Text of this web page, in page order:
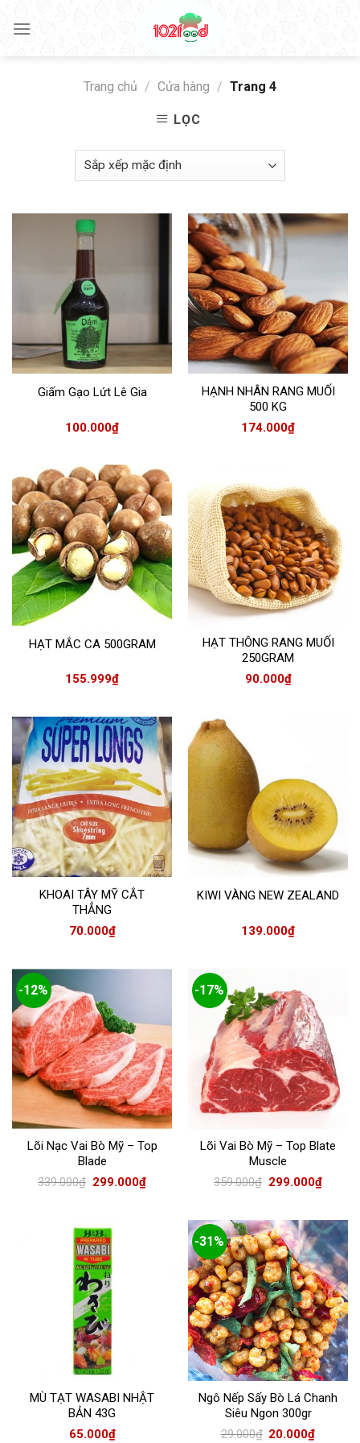
Trang chủ / Cửa hàng / Trang 4
LỌC
Giấm Gạo Lứt Lê Gia
100.000₫
HẠNH NHÂN RANG MUỐI
500 KG
174.000₫
HẠT MẮC CA 500GRAM
155.999₫
HẠT THÔNG RANG MUỐI
250GRAM
90.000₫
KHOAI TÂY MỸ CẮT
THẲNG
70.000₫
KIWI VÀNG NEW ZEALAND
139.000₫
-12%
Lõi Nạc Vai Bò Mỹ – Top
Blade
339.000₫ Giá
299.000₫Giá
hiện
299.000₫.
-17%
Lõi Vai Bò Mỹ – Top Blate
Muscle
359.000₫ Giá
299.000₫Giá
hiện
MÙ TẠT WASABI NHẬT
BẢN 43G
65.000₫
-31%
Ngô Nếp Sấy Bò Lá Chanh
Siêu Ngon 300gr
29.000₫ Giá
20.000₫Giá